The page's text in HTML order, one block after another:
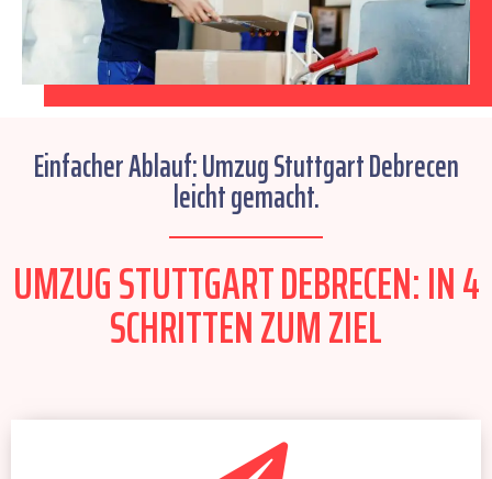
Einfacher Ablauf: Umzug Stuttgart Debrecen
leicht gemacht.
UMZUG STUTTGART DEBRECEN: IN 4
SCHRITTEN ZUM ZIEL